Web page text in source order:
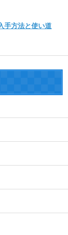
手方法と使い道